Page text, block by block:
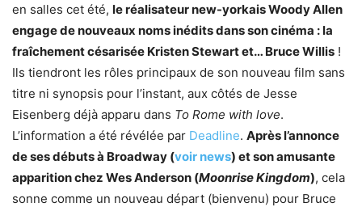
en salles cet été, le réalisateur new-yorkais Woody Allen
engage de nouveaux noms inédits dans son cinéma : la
fraîchement césarisée Kristen Stewart et… Bruce Willis !
Ils tiendront les rôles principaux de son nouveau film sans
titre ni synopsis pour l’instant, aux côtés de Jesse
Eisenberg déjà apparu dans To Rome with love.
L’information a été révélée par Deadline. Après l’annonce
de ses débuts à Broadway (voir news) et son amusante
apparition chez Wes Anderson (Moonrise Kingdom), cela
sonne comme un nouveau départ (bienvenu) pour Bruce